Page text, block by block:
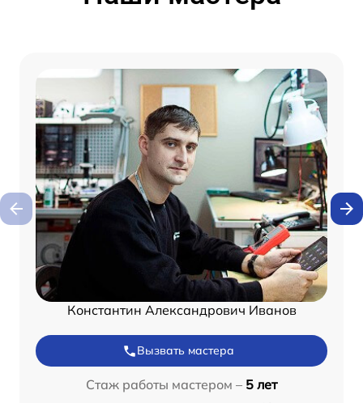
Константин Александрович Иванов
Вызвать мастера
Стаж работы мастером – 5 лет